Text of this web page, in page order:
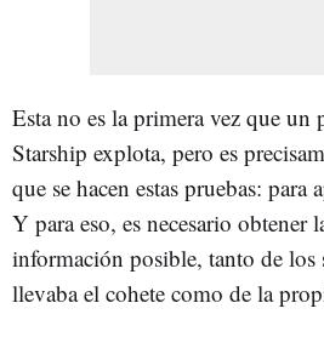
Esta no es la primera vez que un
Starship explota, pero es
que se hacen estas pruebas: para
Y para eso, es necesario obtener
información posible, tanto de los
llevaba el cohete como de la